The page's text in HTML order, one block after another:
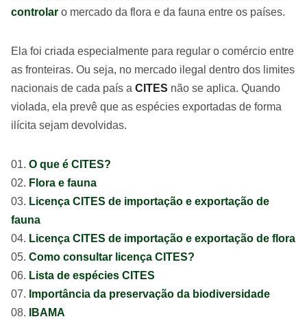
controlar o mercado da flora e da fauna entre os países.
Ela foi criada especialmente para regular o comércio entre
as fronteiras. Ou seja, no mercado ilegal dentro dos limites
nacionais de cada país a CITES não se aplica. Quando
violada, ela prevê que as espécies exportadas de forma
ilícita sejam devolvidas.
O que é CITES?
Flora e fauna
Licença CITES de importação e exportação de
fauna
Licença CITES de importação e exportação de flora
Como consultar licença CITES?
Lista de espécies CITES
Importância da preservação da biodiversidade
IBAMA